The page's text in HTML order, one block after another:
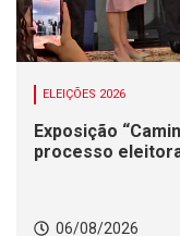
ELEIÇÕES 2026
Exposição
processo
06/08/2026